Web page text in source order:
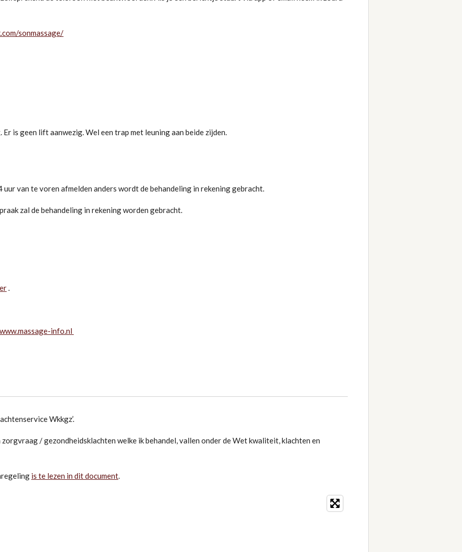
sonmassage/
is geen lift aanwezig. Wel een trap met leuning aan beide zijden.
van te voren afmelden anders wordt de behandeling in rekening gebracht.
zal de behandeling in rekening worden gebracht.
.
www.massage-info.nl
Wkkgz’.
/ gezondheidsklachten welke ik behandel, vallen onder de Wet kwaliteit, klachten en
is te lezen in dit document.